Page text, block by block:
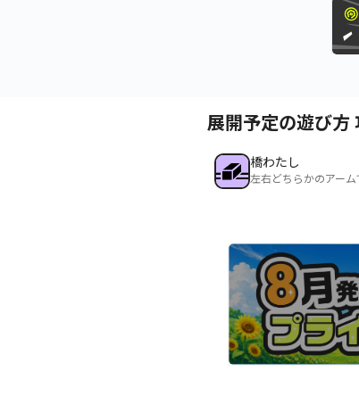
展開予定の遊び方
橋わたし
左右どちらかのアー